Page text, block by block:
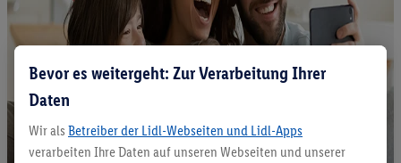
Bevor es weitergeht: Zur Verarbeitung Ihrer
Daten
Wir als Betreiber der Lidl-Webseiten und Lidl-Apps
verarbeiten Ihre Daten auf unseren Webseiten und unserer